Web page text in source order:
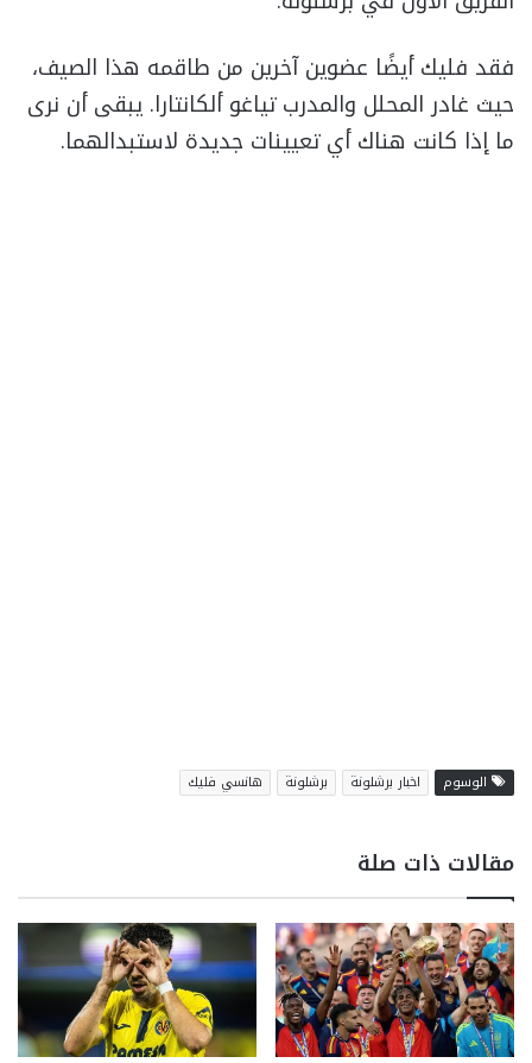
فقد فليك أيضًا عضوين آخرين من طاقمه هذا الصيف،
حيث غادر المحلل والمدرب تياغو ألكانتارا. يبقى أن نرى
ما إذا كانت هناك أي تعيينات جديدة لاستبدالهما.
الوسوم اخبار برشلونة برشلونة هانسي فليك
مقالات ذات صلة